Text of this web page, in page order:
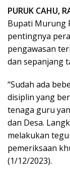
PURUK CAHU,
Bupati Murung
pentingnya
pengawasan
dan sepanjang
“Sudah ada
disiplin yang
tenaga guru
dan Desa.
melakukan
pemeriksaan
(1/12/2023).